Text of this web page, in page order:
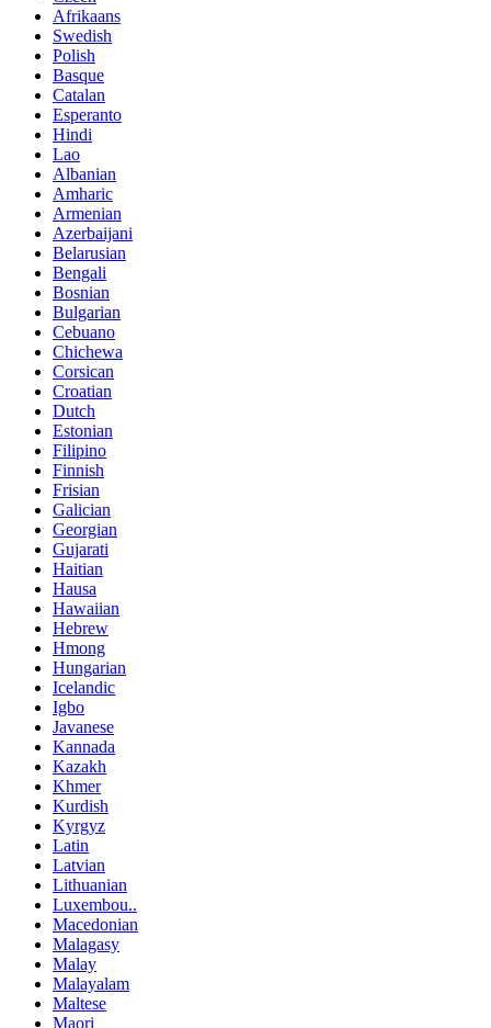
Afrikaans
Swedish
Polish
Basque
Catalan
Esperanto
Hindi
Lao
Albanian
Amharic
Armenian
Azerbaijani
Belarusian
Bengali
Bosnian
Bulgarian
Cebuano
Chichewa
Corsican
Croatian
Dutch
Estonian
Filipino
Finnish
Frisian
Galician
Georgian
Gujarati
Haitian
Hausa
Hawaiian
Hebrew
Hmong
Hungarian
Icelandic
Igbo
Javanese
Kannada
Kazakh
Khmer
Kurdish
Kyrgyz
Latin
Latvian
Lithuanian
Luxembou..
Macedonian
Malagasy
Malay
Malayalam
Maltese
Maori